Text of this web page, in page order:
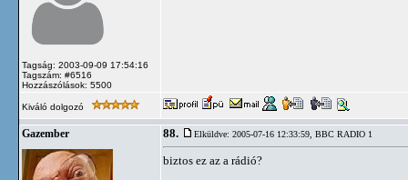
Tagság: 2003-09-09 17:54:16
Tagszám: #6516
Hozzászólások: 5500
Kiváló dolgozó
Gazember 88. Elküldve: 2005-07-16 12:33:59, BBC RADIO 1
biztos ez az a rádió?